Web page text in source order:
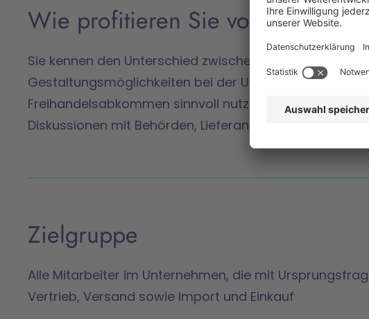
Wie profitieren Sie von diesem
Sie kennen den Unterschied zwischen einzelnen
Gestaltungsmöglichkeiten bei der Ursprungsermittlung
Freihandelsabkommen sinnvoll nutzen können.
Diskussionen mit Behörden, Lieferanten und Kunden.
Zielgruppe
Alle Mitarbeiter im Unternehmen, die mit
Vertrieb, Versand sowie Import und Einkauf